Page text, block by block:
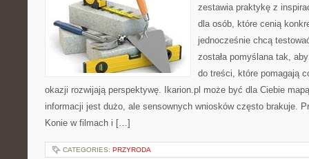
zestawia praktykę z
dla osób, które cenią
jednocześnie chcą
została pomyślana tak,
do treści, które pomagają
okazji rozwijają perspektywę. Ikarion.pl może być dla Ciebie
informacji jest dużo, ale sensownych wniosków często brakuje.
Konie w filmach i […]
CATEGORIES: PRZYRODA